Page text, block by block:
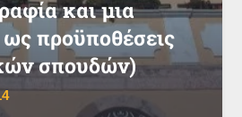
και μια
ως προϋποθέσεις
σπουδών)